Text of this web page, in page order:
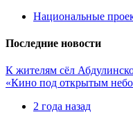
Национальные
Последние новости
К жителям сёл
«Кино под открытым
2 года назад